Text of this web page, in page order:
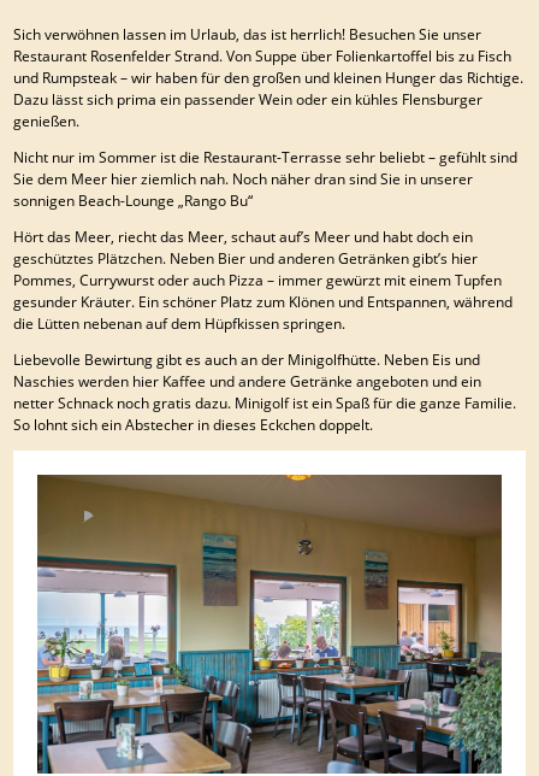
Sich verwöhnen lassen im Urlaub, das ist herrlich! Besuchen Sie unser
Restaurant Rosenfelder Strand. Von Suppe über Folienkartoffel bis zu Fisch
und Rumpsteak – wir haben für den großen und kleinen Hunger das Richtige.
Dazu lässt sich prima ein passender Wein oder ein kühles Flensburger
genießen.
Nicht nur im Sommer ist die Restaurant-Terrasse sehr beliebt – gefühlt sind
Sie dem Meer hier ziemlich nah. Noch näher dran sind Sie in unserer
sonnigen Beach-Lounge „Rango Bu“
Hört das Meer, riecht das Meer, schaut auf’s Meer und habt doch ein
geschütztes Plätzchen. Neben Bier und anderen Getränken gibt’s hier
Pommes, Currywurst oder auch Pizza – immer gewürzt mit einem Tupfen
gesunder Kräuter. Ein schöner Platz zum Klönen und Entspannen, während
die Lütten nebenan auf dem Hüpfkissen springen.
Liebevolle Bewirtung gibt es auch an der Minigolfhütte. Neben Eis und
Naschies werden hier Kaffee und andere Getränke angeboten und ein
netter Schnack noch gratis dazu. Minigolf ist ein Spaß für die ganze Familie.
So lohnt sich ein Abstecher in dieses Eckchen doppelt.